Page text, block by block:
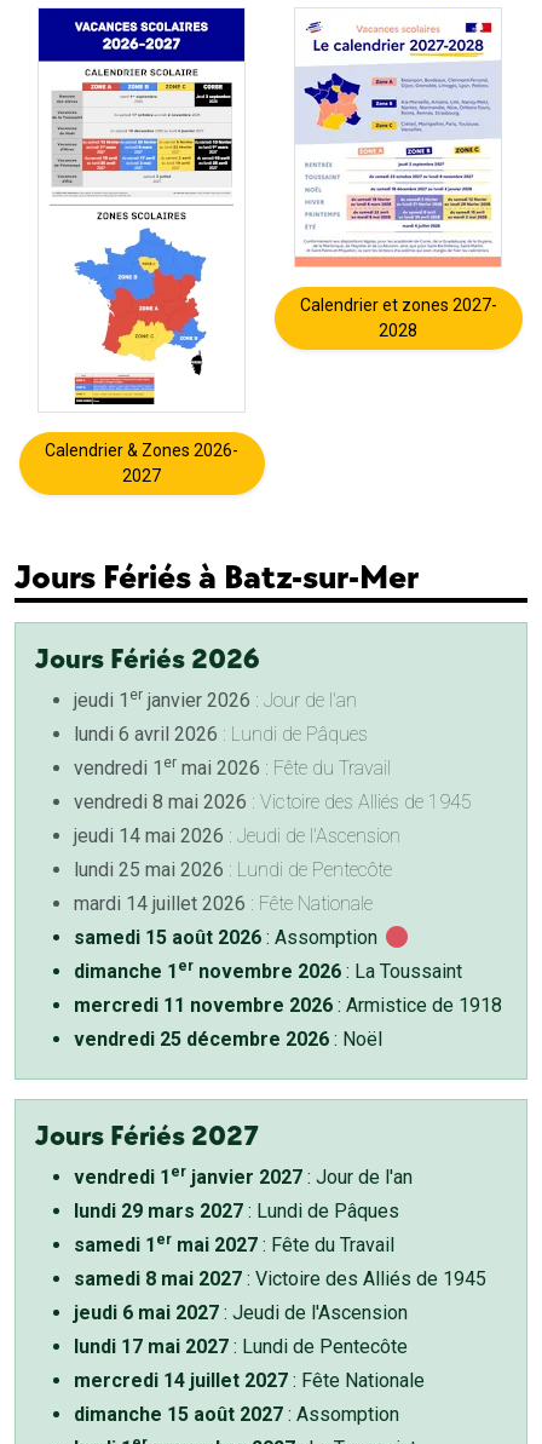
Calendrier & Zones 2026-
2027
Calendrier et zones 2027-
2028
Jours Fériés à Batz-sur-Mer
Jours Fériés 2026
jeudi 1 er janvier 2026 : Jour de l'an
lundi 6 avril 2026 : Lundi de Pâques
vendredi 1 er mai 2026 : Fête du Travail
vendredi 8 mai 2026 : Victoire des Alliés de 1945
jeudi 14 mai 2026 : Jeudi de l'Ascension
lundi 25 mai 2026 : Lundi de Pentecôte
mardi 14 juillet 2026 : Fête Nationale
samedi 15 août 2026 : Assomption
dimanche 1 er novembre 2026 : La Toussaint
mercredi 11 novembre 2026 : Armistice de 1918
vendredi 25 décembre 2026 : Noël
Jours Fériés 2027
vendredi 1 er janvier 2027 : Jour de l'an
lundi 29 mars 2027 : Lundi de Pâques
samedi 1 er mai 2027 : Fête du Travail
samedi 8 mai 2027 : Victoire des Alliés de 1945
jeudi 6 mai 2027 : Jeudi de l'Ascension
lundi 17 mai 2027 : Lundi de Pentecôte
mercredi 14 juillet 2027 : Fête Nationale
dimanche 15 août 2027 : Assomption